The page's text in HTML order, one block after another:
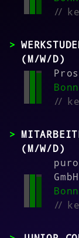
//
(M/W/D)
//
(M/W/D)
GmbH
//